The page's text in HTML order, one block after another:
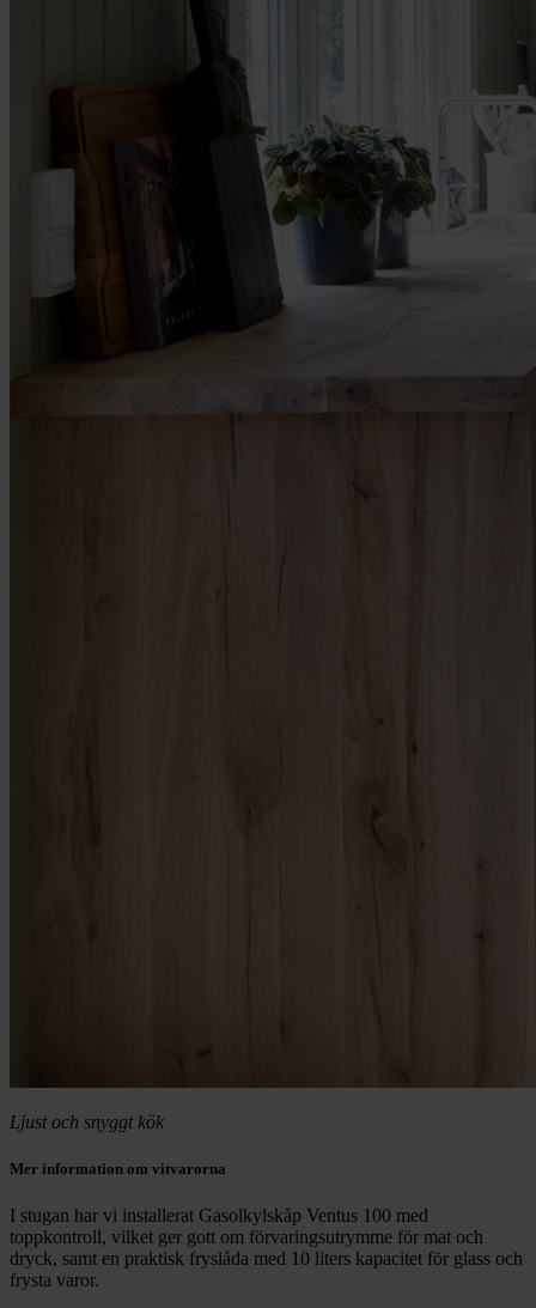
Ljust och snyggt kök
Mer information om vitvarorna
I stugan har vi installerat Gasolkylskåp Ventus 100 med
toppkontroll, vilket ger gott om förvaringsutrymme för mat och
dryck, samt en praktisk fryslåda med 10 liters kapacitet för glass och
frysta varor.